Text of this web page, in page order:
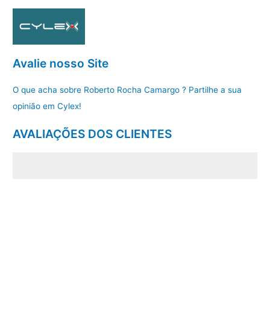
Avalie nosso Site
O que acha sobre Roberto Rocha Camargo ? Partilhe a sua
opinião em Cylex!
AVALIAÇÕES DOS CLIENTES